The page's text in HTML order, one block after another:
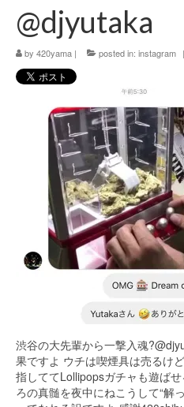
420 shibuya_info
420 shibuya_access
420 shibuya_shop
About:FOUR TWENTY
YouTube:420shibuya
420 Blog Full
www.h4wp.com
420friendly 通販
@djyutaka
by 420yama | posted in: instagram |
渋谷の大先輩から一撃入魂
果ですよ ウチは喫煙具は売るけ
指しててLollipopsガチャも遊ば
ろの真髄を夜中にねこうして“解